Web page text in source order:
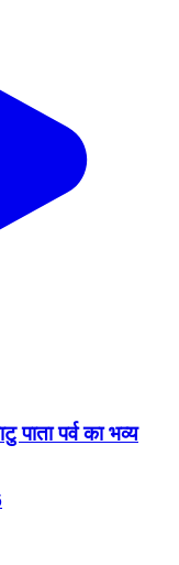
पाता पर्व का भव्य